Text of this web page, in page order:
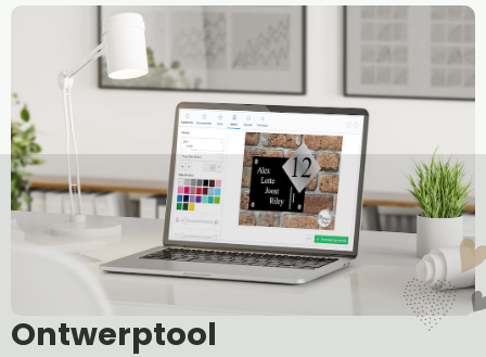
Ontwerptool